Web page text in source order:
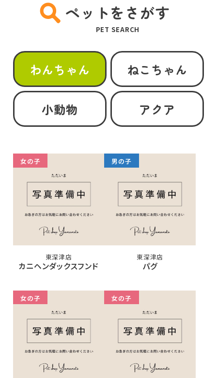
ペットをさがす
PET SEARCH
わんちゃん ねこちゃん
小動物 アクア
女の子
東深津店
カニヘンダックスフンド
男の子
東深津店
パグ
女の子 女の子